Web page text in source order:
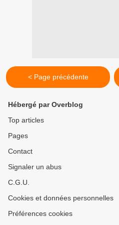
< Page précédente
Hébergé par Overblog
Top articles
Pages
Contact
Signaler un abus
C.G.U.
Cookies et données personnelles
Préférences cookies